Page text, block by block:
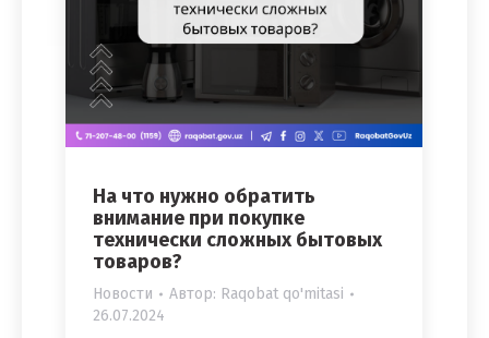
На что нужно обратить
внимание при покупке
технически сложных бытовых
товаров?
Новости Автор: Raqobat qo'mitasi
26.07.2024